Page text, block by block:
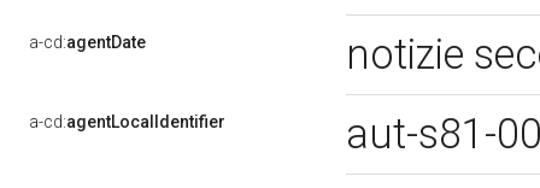
a-cd:agentDate notizie
a-cd:agentLocalIdentifier aut-s81-